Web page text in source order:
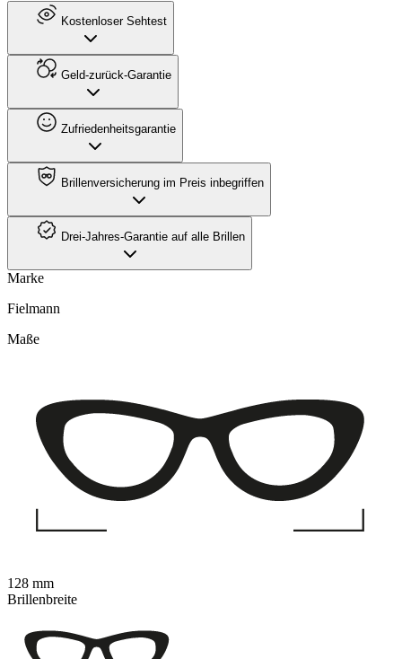
Kostenloser Sehtest
Geld-zurück-Garantie
Zufriedenheitsgarantie
Brillenversicherung im Preis inbegriffen
Drei-Jahres-Garantie auf alle Brillen
Marke
Fielmann
Maße
128 mm
Brillenbreite